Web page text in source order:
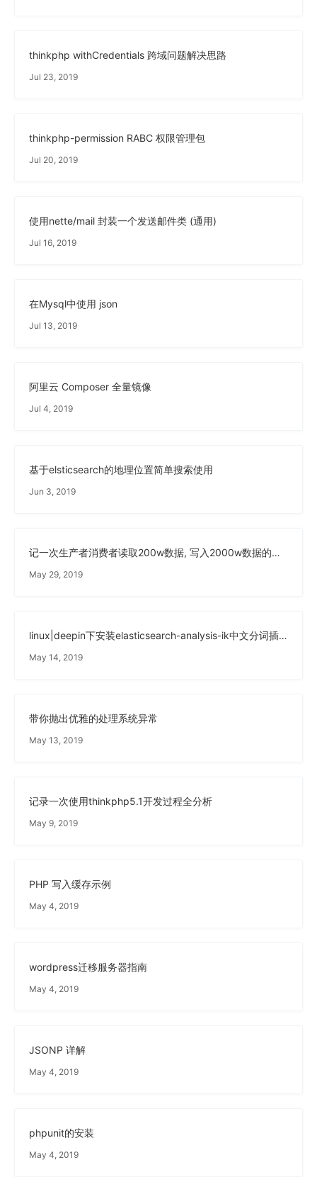
thinkphp withCredentials 跨域问题解决思路
Jul 23, 2019
thinkphp-permission RABC 权限管理包
Jul 20, 2019
使用nette/mail 封装一个发送邮件类 (通用)
Jul 16, 2019
在Mysql中使用 json
Jul 13, 2019
阿里云 Composer 全量镜像
Jul 4, 2019
基于elsticsearch的地理位置简单搜索使用
Jun 3, 2019
记一次生产者消费者读取200w数据, 写入2000w数据的过程
May 29, 2019
linux|deepin下安装elasticsearch-analysis-ik中文分词插件
May 14, 2019
带你抛出优雅的处理系统异常
May 13, 2019
记录一次使用thinkphp5.1开发过程全分析
May 9, 2019
PHP 写入缓存示例
May 4, 2019
wordpress迁移服务器指南
May 4, 2019
JSONP 详解
May 4, 2019
phpunit的安装
May 4, 2019